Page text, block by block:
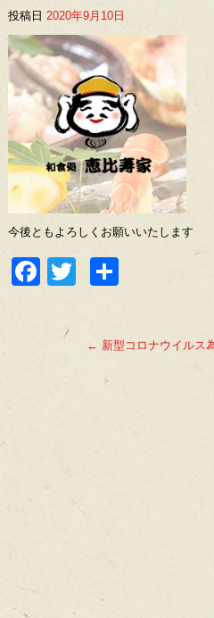
投稿日 2020年9月10日
今後ともよろしくお願いいたします
Facebook
Twitter
← 新型コロナウイルス